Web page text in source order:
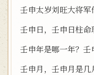
壬申太岁刘旺大将军
壬申日，壬申日柱命
壬申年是哪一年？壬
壬申月，壬申月是几